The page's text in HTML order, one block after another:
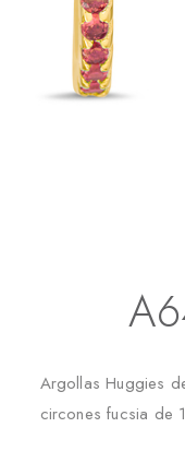
Argollas Huggies
circones fucsia de